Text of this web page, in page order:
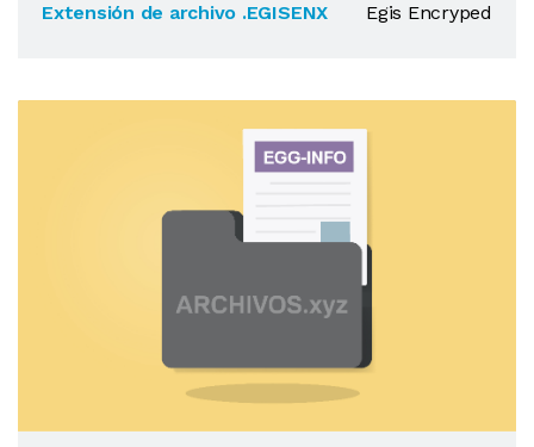
Extensión de archivo .EGISENX
Egis Encryped